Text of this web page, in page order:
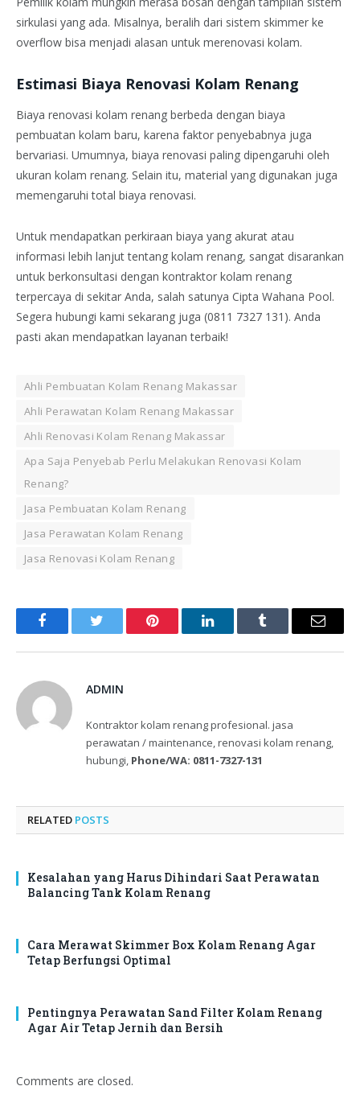
sirkulasi yang ada. Misalnya, beralih dari sistem skimmer ke
overflow bisa menjadi alasan untuk merenovasi kolam.
Estimasi Biaya Renovasi Kolam Renang
Biaya renovasi kolam renang berbeda dengan biaya
pembuatan kolam baru, karena faktor penyebabnya juga
bervariasi. Umumnya, biaya renovasi paling dipengaruhi oleh
ukuran kolam renang. Selain itu, material yang digunakan juga
memengaruhi total biaya renovasi.
Untuk mendapatkan perkiraan biaya yang akurat atau
informasi lebih lanjut tentang kolam renang, sangat disarankan
untuk berkonsultasi dengan kontraktor kolam renang
terpercaya di sekitar Anda, salah satunya Cipta Wahana Pool.
Segera hubungi kami sekarang juga (0811 7327 131). Anda
pasti akan mendapatkan layanan terbaik!
Ahli Pembuatan Kolam Renang Makassar
Ahli Perawatan Kolam Renang Makassar
Ahli Renovasi Kolam Renang Makassar
Apa Saja Penyebab Perlu Melakukan Renovasi Kolam
Renang?
Jasa Pembuatan Kolam Renang
Jasa Perawatan Kolam Renang
Jasa Renovasi Kolam Renang
FacebookTwitter Pinterest LinkedInTumblr Email
ADMIN
Kontraktor kolam renang profesional. jasa
perawatan / maintenance, renovasi kolam renang,
hubungi, Phone/WA: 0811-7327-131
RELATED POSTS
Kesalahan yang Harus Dihindari Saat Perawatan
Balancing Tank Kolam Renang
Cara Merawat Skimmer Box Kolam Renang Agar
Tetap Berfungsi Optimal
Pentingnya Perawatan Sand Filter Kolam Renang
Agar Air Tetap Jernih dan Bersih
Comments are closed.